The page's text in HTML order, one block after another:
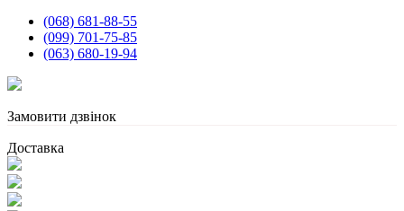
(068) 681-88-55
(099) 701-75-85
(063) 680-19-94
Замовити дзвінок
Доставка